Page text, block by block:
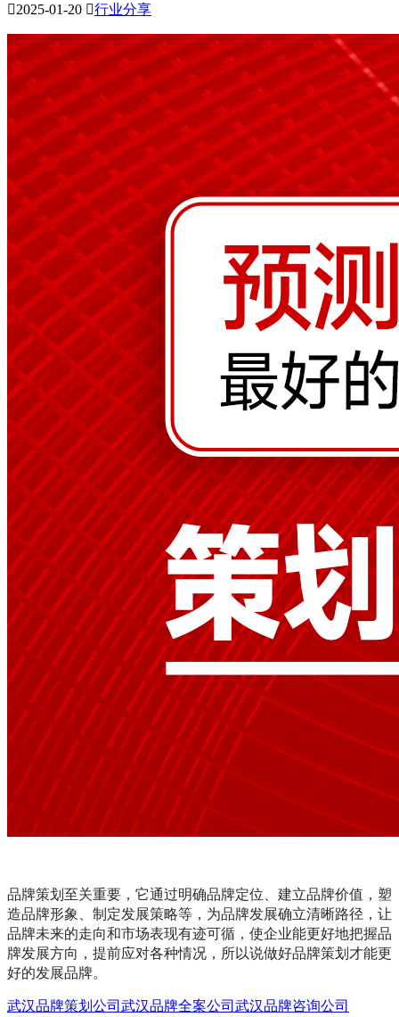
2025-01-20 行业分享
品牌策划至关重要，它通过明确品牌定位、建立品牌价值，塑
造品牌形象、制定发展策略等，为品牌发展确立清晰路径，让
品牌未来的走向和市场表现有迹可循，使企业能更好地把握品
牌发展方向，提前应对各种情况，所以说做好品牌策划才能更
好的发展品牌。
武汉品牌策划公司 武汉品牌全案公司 武汉品牌咨询公司